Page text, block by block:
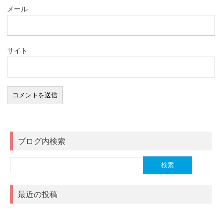
メール
サイト
ブログ内検索
索:
最近の投稿